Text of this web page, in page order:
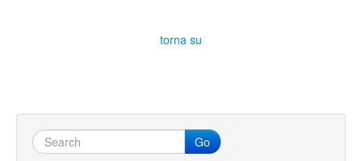
torna su
Go